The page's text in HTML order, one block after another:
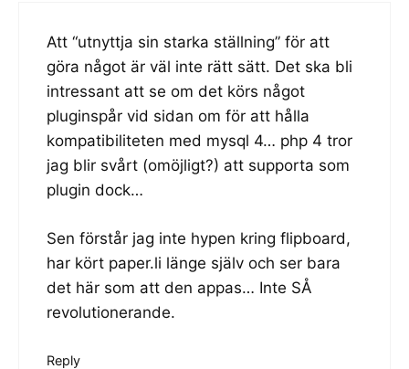
Att “utnyttja sin starka ställning” för att
göra något är väl inte rätt sätt. Det ska bli
intressant att se om det körs något
pluginspår vid sidan om för att hålla
kompatibiliteten med mysql 4… php 4 tror
jag blir svårt (omöjligt?) att supporta som
plugin dock…
Sen förstår jag inte hypen kring flipboard,
har kört paper.li länge själv och ser bara
det här som att den appas… Inte SÅ
revolutionerande.
Reply